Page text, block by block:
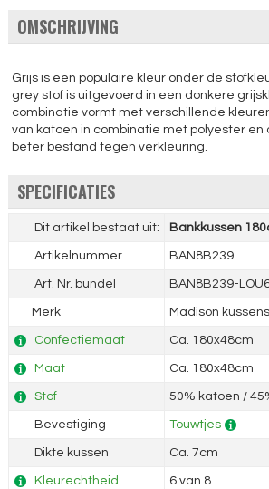
OMSCHRIJVING
Grijs is een populaire kleur onder de
grey stof is uitgevoerd in een donkere
combinatie vormt met verschillende
van katoen in combinatie met polyester en
beter bestand tegen verkleuring.
SPECIFICATIES
Dit artikel bestaat uit: Bankkussen
Artikelnummer BAN8B239
Art. Nr. bundel BAN8B239-
Merk Madison kussens
Confectiemaat Ca. 180x48cm
Maat Ca. 180x48cm
Stof 50% katoen /
Bevestiging Touwtjes
Dikte kussen Ca. 7cm
Kleurechtheid 6 van 8